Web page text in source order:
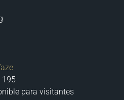
195
para visitantes